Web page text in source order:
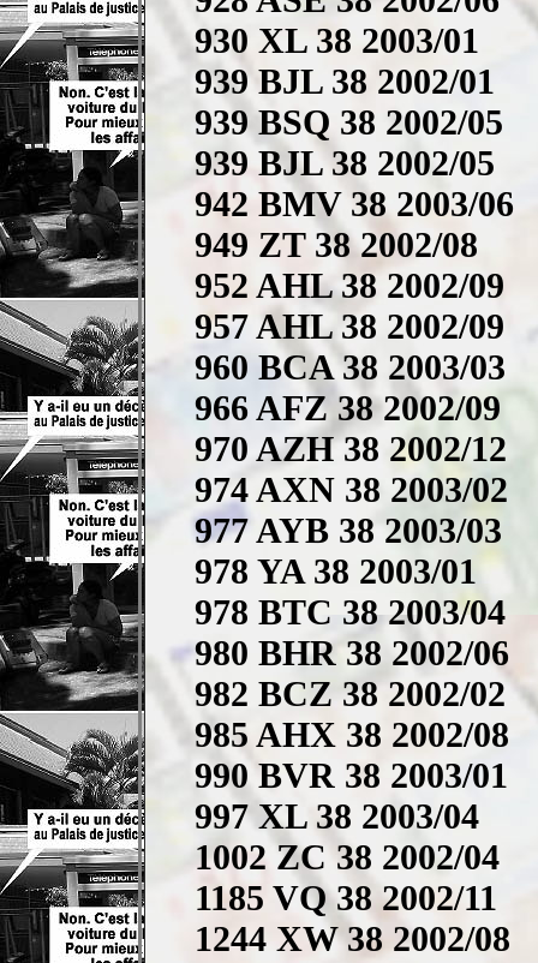
930 XL 38 2003/01
939 BJL 38 2002/01
939 BSQ 38 2002/05
939 BJL 38 2002/05
942 BMV 38 2003/06
949 ZT 38 2002/08
952 AHL 38 2002/09
957 AHL 38 2002/09
960 BCA 38 2003/03
966 AFZ 38 2002/09
970 AZH 38 2002/12
974 AXN 38 2003/02
977 AYB 38 2003/03
978 YA 38 2003/01
978 BTC 38 2003/04
980 BHR 38 2002/06
982 BCZ 38 2002/02
985 AHX 38 2002/08
990 BVR 38 2003/01
997 XL 38 2003/04
1002 ZC 38 2002/04
1185 VQ 38 2002/11
1244 XW 38 2002/08